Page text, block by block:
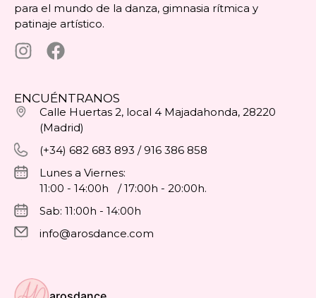
para el mundo de la danza, gimnasia rítmica y
patinaje artístico.
ENCUÉNTRANOS
Calle Huertas 2, local 4 Majadahonda, 28220
(Madrid)
(+34) 682 683 893 / 916 386 858
Lunes a Viernes:
11:00 - 14:00h / 17:00h - 20:00h.
Sab: 11:00h - 14:00h
info@arosdance.com